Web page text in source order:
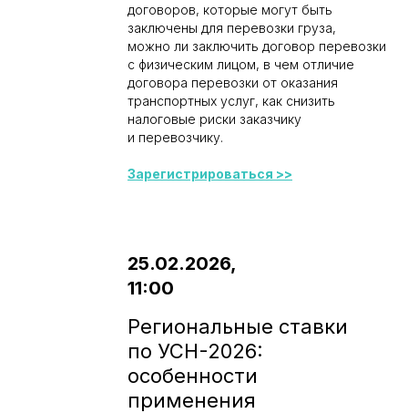
договоров, которые могут быть
заключены для перевозки груза,
можно ли заключить договор перевозки
с физическим лицом, в чем отличие
договора перевозки от оказания
транспортных услуг, как снизить
налоговые риски заказчику
и перевозчику.
Зарегистрироваться >>
25.02.2026,
11:00
Региональные ставки
по УСН-2026:
особенности
применения